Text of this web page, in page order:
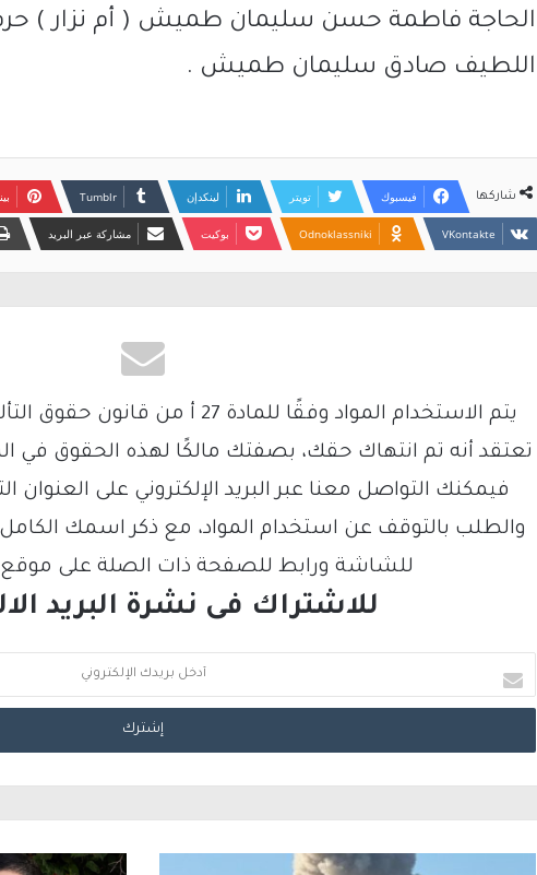
الحاجة فاطمة حسن سليمان طميش ( أم نزار ) حرم
اللطيف صادق سليمان طميش .
شاركها فيسبوك تويتر لينكدإن
Odnoklassniki بوكيت مشاركة عبر البريد
تعتقد أنه تم انتهاك حقك، بصفتك مالكًا لهذه الحقوق في
والطلب بالتوقف عن استخدام المواد، مع ذكر اسمك
للشاشة ورابط للصفحة ذات الصلة على موقع
للاشتراك فى نشرة البريد
د
خ
ل
ب